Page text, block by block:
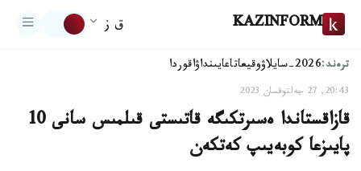
KAZINFORM ق ز
ترەند:2026-سايلاۋ وقيعاتاعايىنداۋاقوردا
20:43, 27 جەلتوقسان 2023
قازاقستاندا ەسىرتكىگە قاتىستى قىلمىس سانى 10
پايىزعا كوبەيىپ كەتكەن